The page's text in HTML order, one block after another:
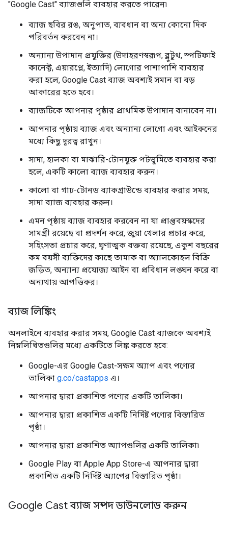
"Google Cast" ব্যাজগুলি ব্যবহার করতে পারেন৷
ব্যাজ ছবির রঙ, অনুপাত, ব্যবধান বা অন্য কোনো দিক
পরিবর্তন করবেন না।
অন্যান্য উপাদান প্রযুক্তির (উদাহরণস্বরূপ, ব্লুটুথ, স্পটিফাই
কানেক্ট, এয়ারপ্লে, ইত্যাদি) লোগোর পাশাপাশি ব্যবহার
করা হলে, Google Cast ব্যাজ অবশ্যই সমান বা বড়
আকারের হতে হবে।
ব্যাজটিকে আপনার পৃষ্ঠার প্রাথমিক উপাদান বানাবেন না।
আপনার পৃষ্ঠায় ব্যাজ এবং অন্যান্য লোগো এবং আইকনের
মধ্যে কিছু দূরত্ব রাখুন।
সাদা, হালকা বা মাঝারি-টোনযুক্ত পটভূমিতে ব্যবহার করা
হলে, একটি কালো ব্যাজ ব্যবহার করুন।
কালো বা গাঢ়-টোনড ব্যাকগ্রাউন্ডে ব্যবহার করার সময়,
সাদা ব্যাজ ব্যবহার করুন।
এমন পৃষ্ঠায় ব্যাজ ব্যবহার করবেন না যা প্রাপ্তবয়স্কদের
সামগ্রী রয়েছে বা প্রদর্শন করে, জুয়া খেলার প্রচার করে,
সহিংসতা প্রচার করে, ঘৃণাত্মক বক্তব্য রয়েছে, একুশ বছরের
কম বয়সী ব্যক্তিদের কাছে তামাক বা অ্যালকোহল বিক্রি
জড়িত, অন্যান্য প্রযোজ্য আইন বা প্রবিধান লঙ্ঘন করে বা
অন্যথায় আপত্তিকর।
ব্যাজ লিঙ্কিং
অনলাইনে ব্যবহার করার সময়, Google Cast ব্যাজকে অবশ্যই
নিম্নলিখিতগুলির মধ্যে একটিতে লিঙ্ক করতে হবে:
Google-এর Google Cast-সক্ষম অ্যাপ এবং পণ্যের
তালিকা g.co/castapps এ।
আপনার দ্বারা প্রকাশিত পণ্যের একটি তালিকা।
আপনার দ্বারা প্রকাশিত একটি নির্দিষ্ট পণ্যের বিস্তারিত
পৃষ্ঠা।
আপনার দ্বারা প্রকাশিত অ্যাপগুলির একটি তালিকা৷
Google Play বা Apple App Store-এ আপনার দ্বারা
প্রকাশিত একটি নির্দিষ্ট অ্যাপের বিস্তারিত পৃষ্ঠা।
Google Cast ব্যাজ সম্পদ ডাউনলোড করুন